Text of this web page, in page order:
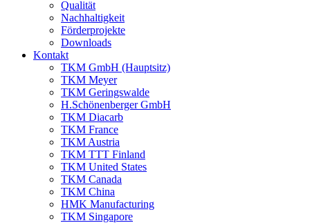
Qualität
Nachhaltigkeit
Förderprojekte
Downloads
Kontakt
TKM GmbH (Hauptsitz)
TKM Meyer
TKM Geringswalde
H.Schönenberger GmbH
TKM Diacarb
TKM France
TKM Austria
TKM TTT Finland
TKM United States
TKM Canada
TKM China
HMK Manufacturing
TKM Singapore